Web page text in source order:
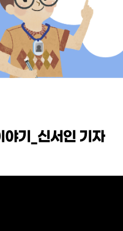
기_신서인 기자